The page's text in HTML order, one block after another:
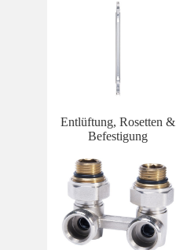
Entlüftung, Rosetten &
Befestigung